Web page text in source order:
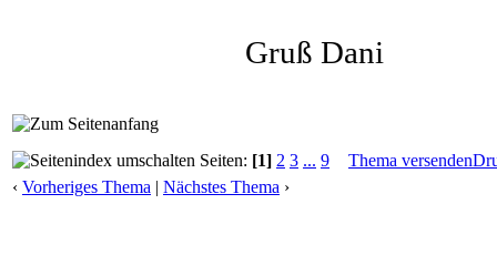
Gruß Dani
Seiten: [1] 2 3 ... 9 Thema versenden
‹ Vorheriges Thema | Nächstes Thema ›